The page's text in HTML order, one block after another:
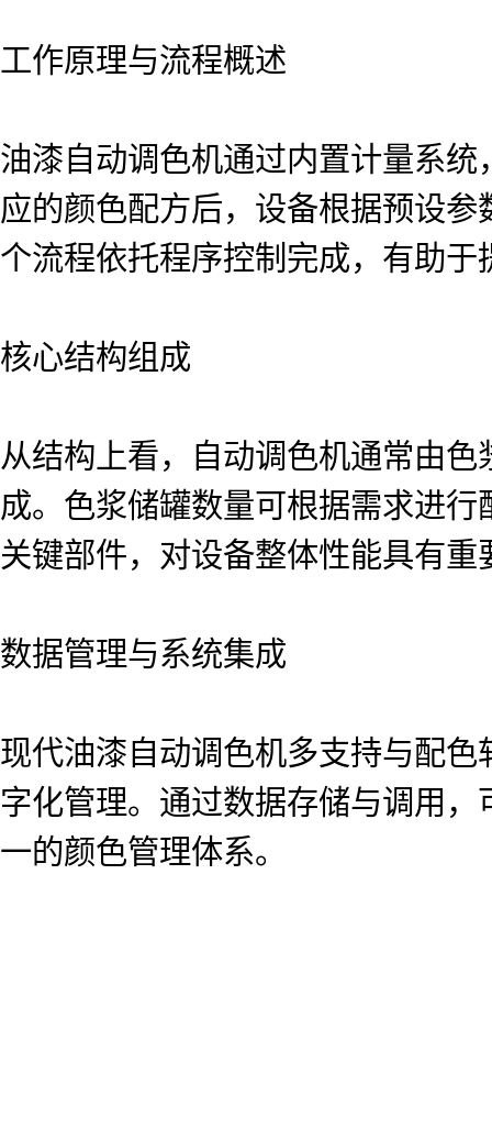
工作原理与流程概述
油漆自动调色机通过内置计量系
应的颜色配方后，设备根据预设
个流程依托程序控制完成，有助
核心结构组成
从结构上看，自动调色机通常由
成。色浆储罐数量可根据需求进
关键部件，对设备整体性能具有重
数据管理与系统集成
现代油漆自动调色机多支持与配
字化管理。通过数据存储与调用
一的颜色管理体系。